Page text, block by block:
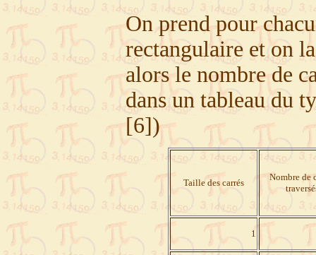
On prend pour
rectangulaire et on
alors le nombre de
dans un tableau du
[6])
Taille des carrés
Nombre de
1